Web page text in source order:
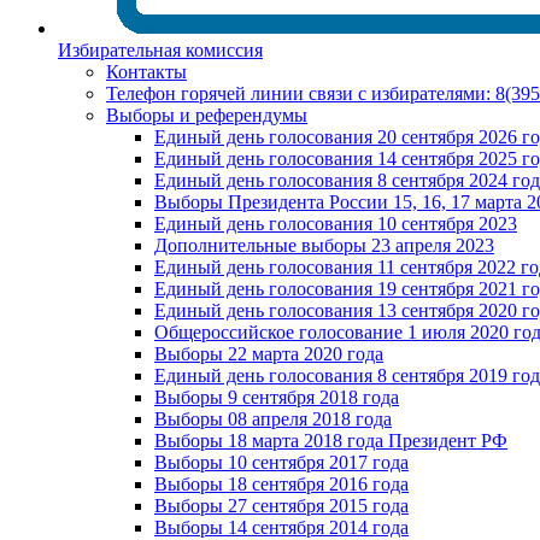
Избирательная комиссия
Контакты
Телефон горячей линии связи с избирателями:
Выборы и референдумы
Единый день голосования 20 сентября 2026
Единый день голосования 14 сентября 2025
Единый день голосования 8 сентября 2024
Выборы Президента России 15, 16, 17 марта
Единый день голосования 10 сентября 2023
Дополнительные выборы 23 апреля 2023
Единый день голосования 11 сентября 2022
Единый день голосования 19 сентября 2021
Единый день голосования 13 сентября 2020
Общероссийское голосование 1 июля 2020
Выборы 22 марта 2020 года
Единый день голосования 8 сентября 2019
Выборы 9 сентября 2018 года
Выборы 08 апреля 2018 года
Выборы 18 марта 2018 года Президент РФ
Выборы 10 сентября 2017 года
Выборы 18 сентября 2016 года
Выборы 27 сентября 2015 года
Выборы 14 сентября 2014 года